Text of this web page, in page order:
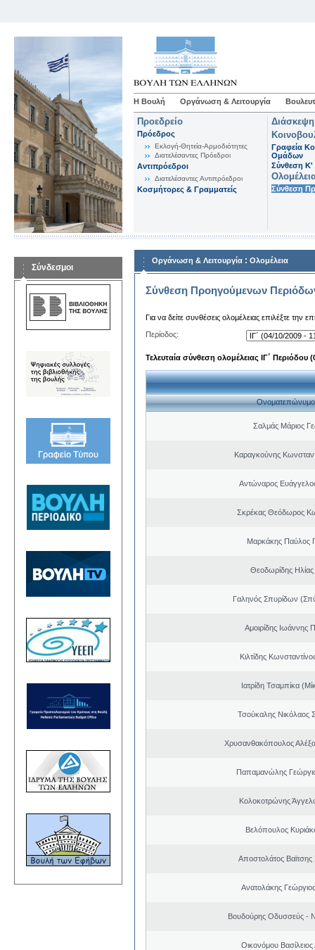
Η Βουλή Οργάνωση & Λειτουργία
Προεδρείο
Πρόεδρος
Εκλογή-Θητεία-Αρμοδιότητες
Διατελέσαντες Πρόεδροι
Αντιπρόεδροι
Διατελέσαντες Αντιπρόεδροι
Κοσμήτορες & Γραμματείς
Γραφεία
Ομάδων
Σύνθεση K'
Σύνθεση
Σύνδεσμοι
Οργάνωση & Λειτουργία : Ολομέλεια
Σύνθεση Προηγούμενων
Για να δείτε συνθέσεις ολομέλειας επιλέξτε την
Περίοδος:
Τελευταία σύνθεση ολομέλειας ΙΓ΄ Περιόδου
Ονοματεπώνυμο
Σαλμάς Μάριος
Καραγκούνης
Αντώναρος
Σκρέκας Θεόδωρος
Μαρκάκης Παύλος
Θεοδωρίδης
Γαληνός Σπυρίδων
Αμοιρίδης Ιωάννης
Κιλτίδης
Ιατρίδη Τσαμπίκα
Τσούκαλης Νικόλαος
Χρυσανθακόπουλος
Παπαμανώλης
Κολοκοτρώνης
Βελόπουλος
Αποστολάτος
Ανατολάκης
Βουδούρης Οδυσσεύς -
Οικονόμου